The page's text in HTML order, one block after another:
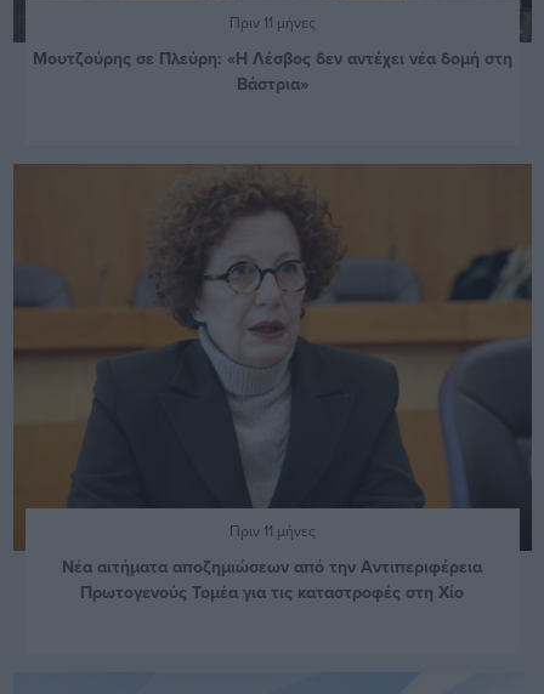
Πριν 11 μήνες
Μουτζούρης σε Πλεύρη: «Η Λέσβος δεν αντέχει νέα δομή στη
Βάστρια»
Πριν 11 μήνες
Νέα αιτήματα αποζημιώσεων από την Αντιπεριφέρεια
Πρωτογενούς Τομέα για τις καταστροφές στη Χίο